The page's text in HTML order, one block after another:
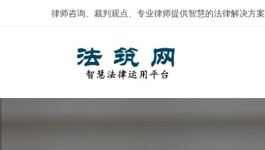
律师咨询、裁判观点、专业律师提供智慧的法律解决方案